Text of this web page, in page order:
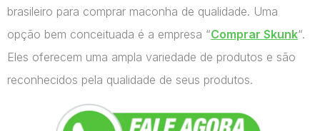
brasileiro para comprar maconha de qualidade. Uma
opção bem conceituada é a empresa “Comprar Skunk“.
Eles oferecem uma ampla variedade de produtos e são
reconhecidos pela qualidade de seus produtos.